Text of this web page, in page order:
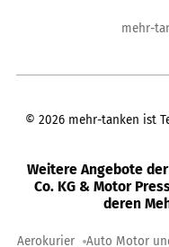
mehr-
© 2026 mehr-tanken ist
Weitere Angebote
Co. KG & Motor
deren
Aerokurier Auto Motor